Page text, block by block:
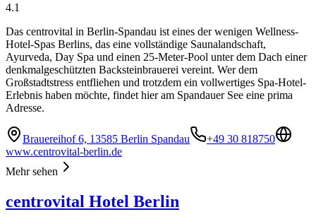
4.1
Das centrovital in Berlin-Spandau ist eines der wenigen Wellness-
Hotel-Spas Berlins, das eine vollständige Saunalandschaft,
Ayurveda, Day Spa und einen 25-Meter-Pool unter dem Dach einer
denkmalgeschützten Backsteinbrauerei vereint. Wer dem
Großstadtstress entfliehen und trotzdem ein vollwertiges Spa-Hotel-
Erlebnis haben möchte, findet hier am Spandauer See eine prima
Adresse.
Brauereihof 6, 13585 Berlin Spandau
+49 30 818750
www.centrovital-berlin.de
Mehr sehen
centrovital Hotel Berlin